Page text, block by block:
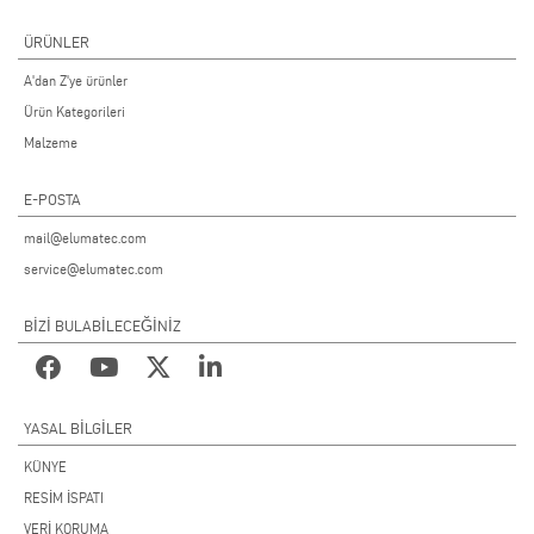
ÜRÜNLER
A'dan Z'ye ürünler
Ürün Kategorileri
Malzeme
E-POSTA
mail@elumatec.com
service@elumatec.com
BİZİ BULABİLECEĞİNİZ
YASAL BILGILER
KÜNYE
RESİM İSPATI
VERİ KORUMA